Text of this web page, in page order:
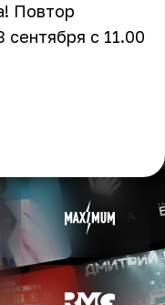
Повтор
сентября с 11.00